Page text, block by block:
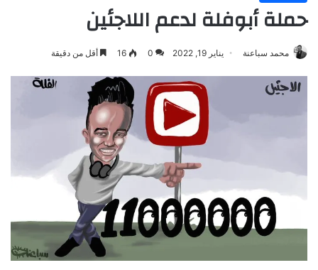
حملة أبوفلة لدعم اللاجئين
محمد سباعنة يناير 19, 2022 0
16 أقل من دقيقة